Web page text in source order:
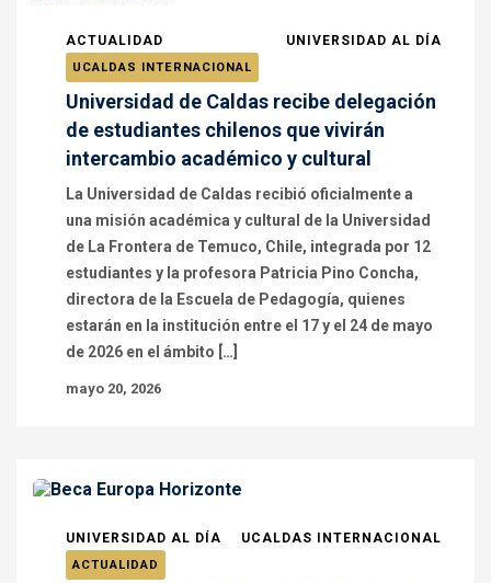
ACTUALIDAD UNIVERSIDAD AL DÍA
UCALDAS INTERNACIONAL
Universidad de Caldas recibe delegación
de estudiantes chilenos que vivirán
intercambio académico y cultural
La Universidad de Caldas recibió oficialmente a
una misión académica y cultural de la Universidad
de La Frontera de Temuco, Chile, integrada por 12
estudiantes y la profesora Patricia Pino Concha,
directora de la Escuela de Pedagogía, quienes
estarán en la institución entre el 17 y el 24 de mayo
de 2026 en el ámbito […]
mayo 20, 2026
UNIVERSIDAD AL DÍA UCALDAS INTERNACIONAL
ACTUALIDAD